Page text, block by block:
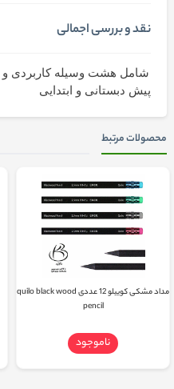
نقد و بررسی اجمالی
شامل هشت وسیله کاربردی و
پیش دبستانی و ابتدایی
محصولات مرتبط
مداد مشکی کوییلو 12 عددی quilo black wood
pencil
ناموجود